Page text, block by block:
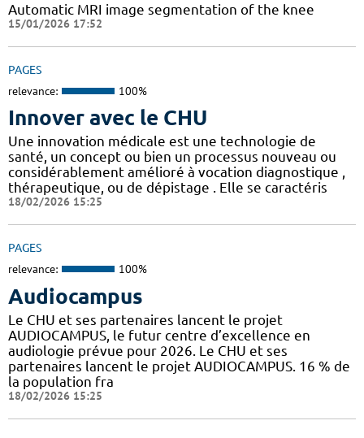
Automatic MRI image segmentation of the knee
15/01/2026 17:52
PAGES
relevance: 100%
Innover avec le CHU
Une innovation médicale est une technologie de
santé, un concept ou bien un processus nouveau ou
considérablement amélioré à vocation diagnostique ,
thérapeutique, ou de dépistage . Elle se caractéris
18/02/2026 15:25
PAGES
relevance: 100%
Audiocampus
Le CHU et ses partenaires lancent le projet
AUDIOCAMPUS, le futur centre d’excellence en
audiologie prévue pour 2026. Le CHU et ses
partenaires lancent le projet AUDIOCAMPUS. 16 % de
la population fra
18/02/2026 15:25